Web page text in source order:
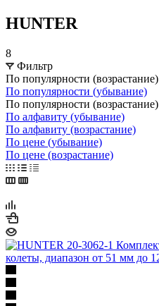
HUNTER
8
Фильтр
По популярности (возрастание)
По популярности (убывание)
По популярности (возрастание)
По алфавиту (убывание)
По алфавиту (возрастание)
По цене (убывание)
По цене (возрастание)